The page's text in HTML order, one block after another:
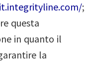
;
questa
in quanto il
la